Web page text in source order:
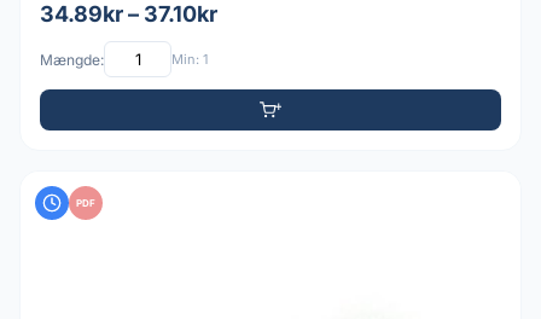
34.89kr – 37.10kr
Mængde: Min: 1
PDF